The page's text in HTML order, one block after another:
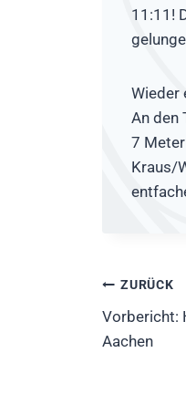
11:11!
Wieder
An den
7
Kraus/
ZURÜCK
Vorbericht:
Aachen